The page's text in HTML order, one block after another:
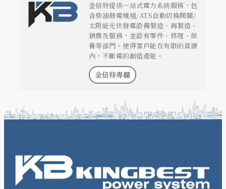
金倍特提供一站式電力系統服務，包
含柴油發電機組/ATS自動切換開關/
太陽能光伏發電設備製造、再製造、
銷售及服務，並設有零件、修理、保
養等部門。使得客戶能在有限的資源
內，不斷電的創造產能。
金倍特專欄